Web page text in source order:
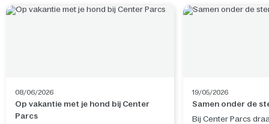
08/06/2026
Op vakantie met je hond bij Center
Parcs
19/05/2026
Samen onder de
Bij Center Parcs